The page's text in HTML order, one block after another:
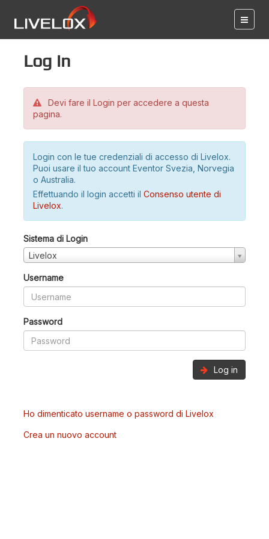
Log in
Devi fare il Login per accedere a questa
pagina.
Login con le tue credenziali di accesso di Livelox.
Puoi usare il tuo account Eventor Svezia, Norvegia
o Australia.
Effettuando il login accetti il Consenso utente di
Livelox.
Sistema di Login
Livelox
Username
Password
Log in
Ho dimenticato username o password di Livelox
Crea un nuovo account